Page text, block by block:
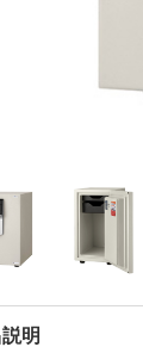
明